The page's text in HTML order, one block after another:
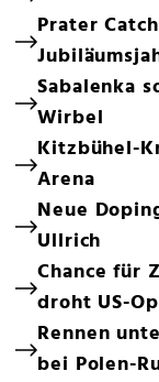
Prater
Sabalenka
Wirbel
Kitzbühel-
Arena
Neue
Ullrich
Chance für
droht US-
Rennen
bei Polen-